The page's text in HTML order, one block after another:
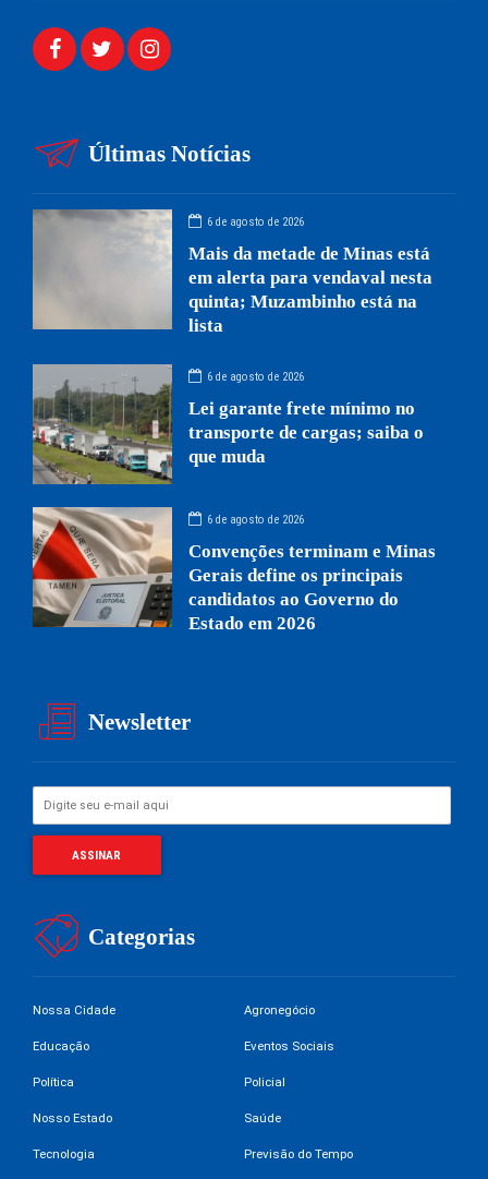
Últimas Notícias
6 de agosto de 2026
Mais da metade de Minas está
em alerta para vendaval nesta
quinta; Muzambinho está na
lista
6 de agosto de 2026
Lei garante frete mínimo no
transporte de cargas; saiba o
que muda
6 de agosto de 2026
Convenções terminam e Minas
Gerais define os principais
candidatos ao Governo do
Estado em 2026
Newsletter
Categorias
Nossa Cidade Agronegócio
Educação Eventos Sociais
Política Policial
Nosso Estado Saúde
Tecnologia Previsão do Tempo